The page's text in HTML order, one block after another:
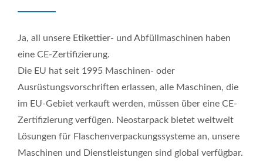
Ja, all unsere Etikettier- und Abfüllmaschinen haben
eine CE-Zertifizierung.
Die EU hat seit 1995 Maschinen- oder
Ausrüstungsvorschriften erlassen, alle Maschinen, die
im EU-Gebiet verkauft werden, müssen über eine CE-
Zertifizierung verfügen. Neostarpack bietet weltweit
Lösungen für Flaschenverpackungssysteme an, unsere
Maschinen und Dienstleistungen sind global verfügbar.